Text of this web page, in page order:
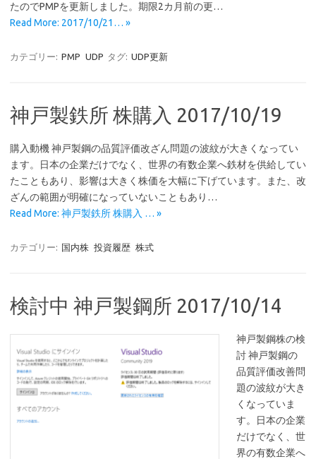
たのでPMPを更新しました。期限2カ月前の更…
Read More: 2017/10/21… »
カテゴリー: PMP UDP タグ: UDP更新
神戸製鉄所 株購入 2017/10/19
購入動機 神戸製鋼の品質評価改ざん問題の波紋が大きくなってい
ます。日本の企業だけでなく、世界の有数企業へ鉄材を供給してい
たこともあり、影響は大きく株価を大幅に下げています。また、改
ざんの範囲が明確になっていないこともあり…
Read More: 神戸製鉄所 株購入 … »
カテゴリー: 国内株 投資履歴 株式
検討中 神戸製鋼所 2017/10/14
神戸製鋼株の検
討 神戸製鋼の
品質評価改善問
題の波紋が大き
くなっていま
す。日本の企業
だけでなく、世
界の有数企業へ